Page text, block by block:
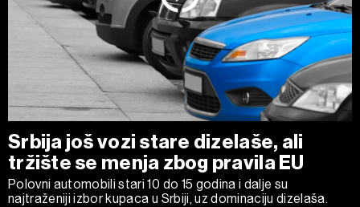
Srbija još vozi stare dizelaše, ali
tržište se menja zbog pravila EU
Polovni automobili stari 10 do 15 godina i dalje su
najtraženiji izbor kupaca u Srbiji, uz dominaciju dizelaša.